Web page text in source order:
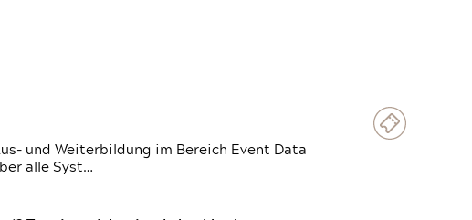
und Weiterbildung im Bereich Event Data
alle Syst…